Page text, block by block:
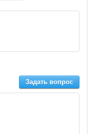
Задать вопрос